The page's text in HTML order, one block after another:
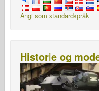
Angi som standardspråk
Historie og